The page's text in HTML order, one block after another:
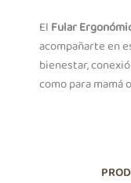
El Fular
acompañarte en
bienestar,
como para mamá